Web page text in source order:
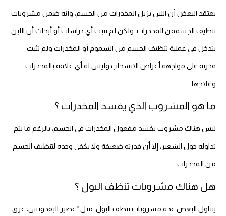
يعتقد البعض أن اللبن يزيل المخدرات من الجسم، وأنه ضمن مشروبات
تنظيف الجسممن المخدرات، ولكن لم تثبت أي دراسات أو أبحاث أن اللبن
يتدخل في عملية تنظيف الجسم من السموم أو المخدرات ولم تثبت
قدرته على مواجهة أعراض الانسحاب وليس له أي علاقة بالمخدرات
وعلاجها.
ما هو المشروب الذي يفسد المخدرات ؟
ليس هناك مشروب يفسد مفعول المخدرات في الجسم، بالرغم ما يتم
تداوله حول الشعير، إلا أن قدرته ضعيفة ولا يكفي وحده لتنظيف الجسم
من المخدرات.
هل هناك مشروبات تنظف البول ؟
يتناول البعض عدة مشروبات تنظف البول، مثل “عصير البقدونس، عرق